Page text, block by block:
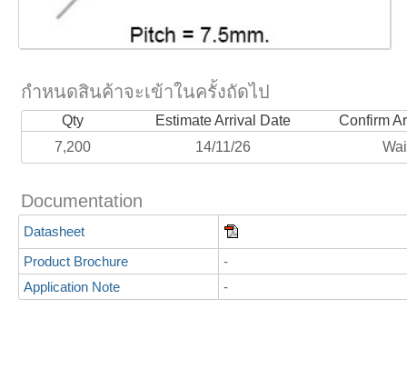
กำหนดสินค้าจะเข้าในครั้งถัดไป
Qty Estimate Arrival Date
Confirm
7,200
14/11/26
Documentation
Datasheet
Product Brochure
-
Application Note
-